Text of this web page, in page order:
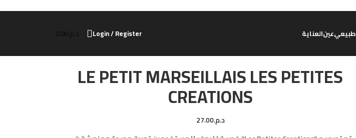
طبيعيعينالعناية Login / Register د.م.0.00
LE PETIT MARSEILLAIS LES PETITES
CREATIONS
د.م.27.00